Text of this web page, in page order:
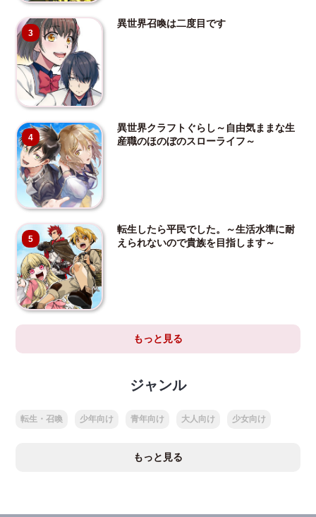
3
異世界召喚は二度目です
4
異世界クラフトぐらし～自由気ままな生
産職のほのぼのスローライフ～
5
転生したら平民でした。～生活水準に耐
えられないので貴族を目指します～
もっと見る
ジャンル
転生・召喚 少年向け 青年向け 大人向け 少女向け
もっと見る